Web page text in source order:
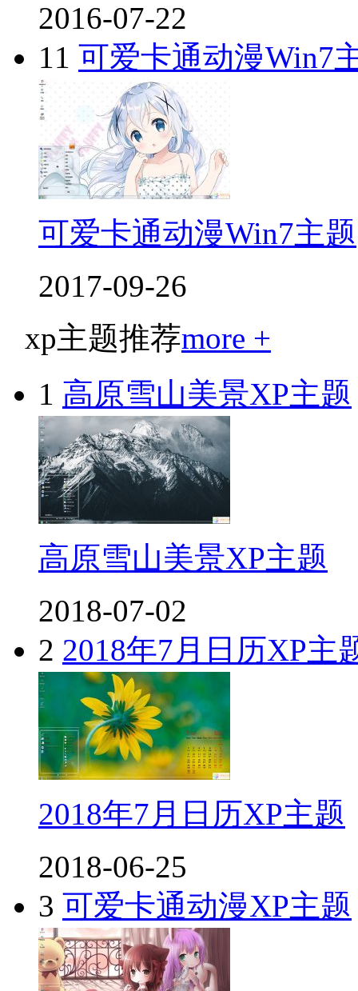
2016-07-22
11 可爱卡通动漫Win7
可爱卡通动漫Win7主题
2017-09-26
xp主题推荐more +
1 高原雪山美景XP主题
高原雪山美景XP主题
2018-07-02
2 2018年7月日历XP主
2018年7月日历XP主题
2018-06-25
3 可爱卡通动漫XP主题